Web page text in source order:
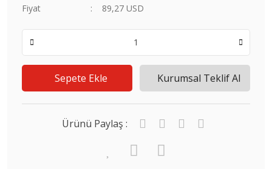
Fiyat
89,27 USD
Sepete Ekle Kurumsal Teklif Al
Ürünü Paylaş :